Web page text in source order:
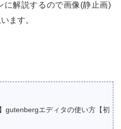
に解説するので画像(静止画)
ます。
gutenbergエディタの使い方【初